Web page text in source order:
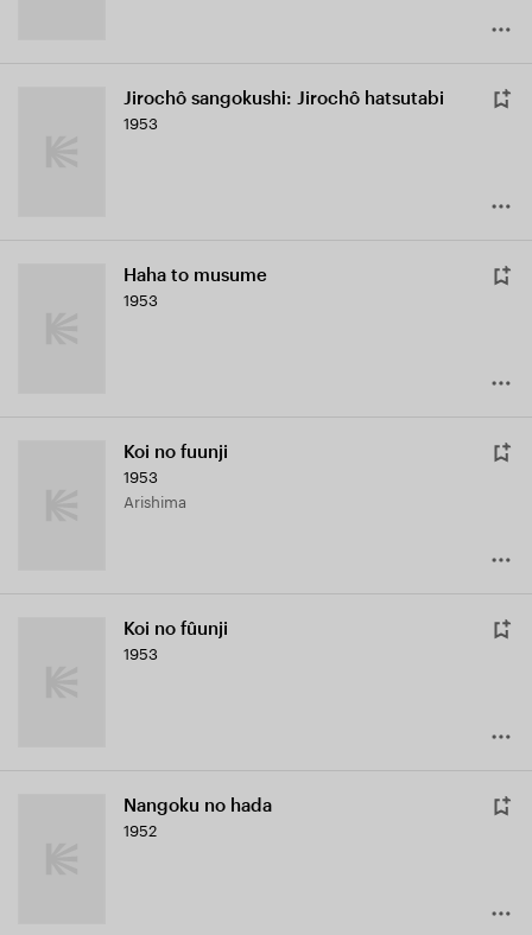
Jirochô sangokushi: Jirochô hatsutabi
1953
Haha to musume
1953
Koi no fuunji
1953
Arishima
Koi no fûunji
1953
Nangoku no hada
1952